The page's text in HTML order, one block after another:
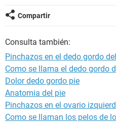
Compartir
Consulta también:
Pinchazos en el dedo gordo
Como se llama el dedo gordo
Dolor dedo gordo pie
Anatomia del pie
Pinchazos en el ovario
Como se llaman los pelos de